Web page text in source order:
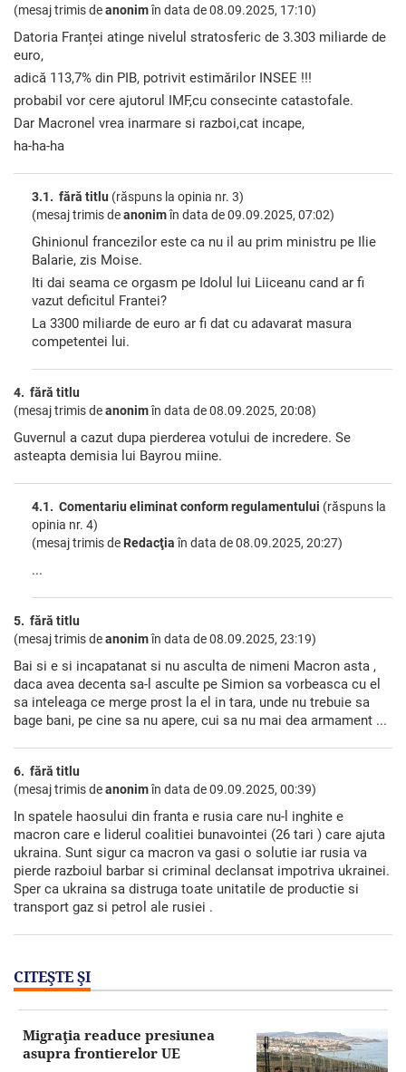
(mesaj trimis deanonimîn data de08.09.2025, 17:10)
Datoria Franței atinge nivelul stratosferic de 3.303 miliarde de
euro,
adică 113,7% din PIB, potrivit estimărilor INSEE !!!
probabil vor cere ajutorul IMF,cu consecinte catastofale.
Dar Macronel vrea inarmare si razboi,cat incape,
ha-ha-ha
3.1. fără titlu (răspuns la opinia nr. 3)
(mesaj trimis deanonimîn data de09.09.2025, 07:02)
Ghinionul francezilor este ca nu il au prim ministru pe Ilie
Balarie, zis Moise.
Iti dai seama ce orgasm pe Idolul lui Liiceanu cand ar fi
vazut deficitul Frantei?
La 3300 miliarde de euro ar fi dat cu adavarat masura
competentei lui.
4. fără titlu
(mesaj trimis deanonimîn data de08.09.2025, 20:08)
Guvernul a cazut dupa pierderea votului de incredere. Se
asteapta demisia lui Bayrou miine.
4.1. Comentariu eliminat conform regulamentului (răspuns la
opinia nr. 4)
(mesaj trimis de Redacţia în data de08.09.2025, 20:27)
...
5. fără titlu
(mesaj trimis deanonimîn data de08.09.2025, 23:19)
Bai si e si incapatanat si nu asculta de nimeni Macron asta ,
daca avea decenta sa-l asculte pe Simion sa vorbeasca cu el
sa inteleaga ce merge prost la el in tara, unde nu trebuie sa
bage bani, pe cine sa nu apere, cui sa nu mai dea armament ...
6. fără titlu
(mesaj trimis deanonimîn data de09.09.2025, 00:39)
In spatele haosului din franta e rusia care nu-l inghite e
macron care e liderul coalitiei bunavointei (26 tari ) care ajuta
ukraina. Sunt sigur ca macron va gasi o solutie iar rusia va
pierde razboiul barbar si criminal declansat impotriva ukrainei.
Sper ca ukraina sa distruga toate unitatile de productie si
transport gaz si petrol ale rusiei .
CITEŞTE ŞI
Migraţia readuce presiunea
asupra frontierelor UE